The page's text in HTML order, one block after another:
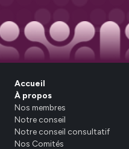
Accueil
À propos
Nos membres
Notre conseil
Notre conseil consultatif
Nos Comités